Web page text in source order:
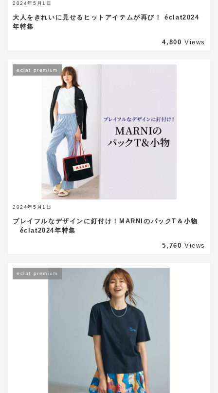
2024年5月1日
大人をきれいに見せるヒットアイテムが再び！ éclat2024
年特集
4,800 Views
2024年5月1日
eclat premium
プレイフルなデザインに釘付け！MARNIのパックT＆小物
éclat2024年特集
5,760 Views
eclat premium